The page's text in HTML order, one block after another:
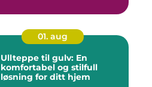
01. aug
Ullteppe til gulv: En
komfortabel og stilfull
løsning for ditt hjem